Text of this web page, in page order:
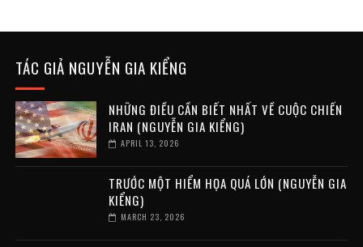
TÁC GIẢ NGUYỄN GIA KIỂNG
NHỮNG ĐIỀU CẦN BIẾT NHẤT VỀ CUỘC CHIẾN
IRAN (NGUYỄN GIA KIỂNG)
APRIL 13, 2026
TRƯỚC MỘT HIỂM HỌA QUÁ LỚN (NGUYỄN GIA
KIỂNG)
MARCH 23, 2026